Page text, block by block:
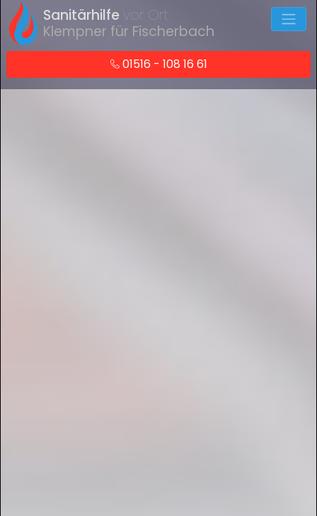
Sanitärhilfe vor Ort
Klempner für Fischerbach
01516 - 108 16 61